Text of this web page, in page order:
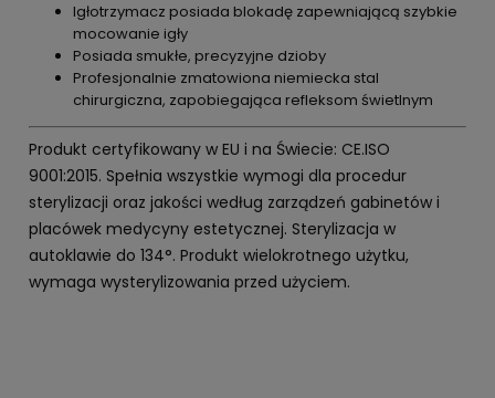
Igłotrzymacz posiada blokadę zapewniającą szybkie
mocowanie igły
Posiada smukłe, precyzyjne dzioby
Profesjonalnie zmatowiona niemiecka stal
chirurgiczna, zapobiegająca refleksom świetlnym
Produkt certyfikowany w EU i na Świecie: CE.ISO
9001:2015. Spełnia wszystkie wymogi dla procedur
sterylizacji oraz jakości według zarządzeń gabinetów i
placówek medycyny estetycznej. Sterylizacja w
autoklawie do 134°. Produkt wielokrotnego użytku,
wymaga wysterylizowania przed użyciem.